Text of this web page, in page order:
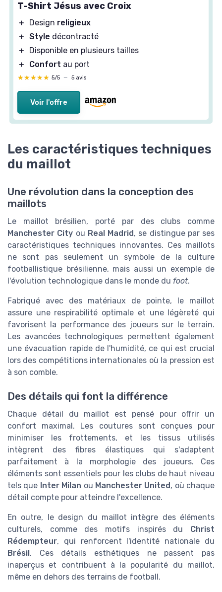
T-Shirt Jésus avec Croix
＋ Design religieux
＋ Style décontracté
＋
Disponible en plusieurs tailles
＋
Confort au port
★★★★★
★★★★★ 5/5 — 5 avis
Voir l'offre
Les caractéristiques techniques
du maillot
Une révolution dans la conception des
maillots
Le maillot brésilien, porté par des clubs comme
Manchester City ou Real Madrid, se distingue par ses
caractéristiques techniques innovantes. Ces maillots
ne sont pas seulement un symbole de la culture
footballistique brésilienne, mais aussi un exemple de
l'évolution technologique dans le monde du foot.
Fabriqué avec des matériaux de pointe, le maillot
assure une respirabilité optimale et une légèreté qui
favorisent la performance des joueurs sur le terrain.
Les avancées technologiques permettent également
une évacuation rapide de l'humidité, ce qui est crucial
lors des compétitions internationales où la pression est
à son comble.
Des détails qui font la différence
Chaque détail du maillot est pensé pour offrir un
confort maximal. Les coutures sont conçues pour
minimiser les frottements, et les tissus utilisés
intègrent des fibres élastiques qui s'adaptent
parfaitement à la morphologie des joueurs. Ces
éléments sont essentiels pour les clubs de haut niveau
tels que Inter Milan ou Manchester United , où chaque
détail compte pour atteindre l'excellence.
En outre, le design du maillot intègre des éléments
culturels, comme des motifs inspirés du Christ
Rédempteur, qui renforcent l'identité nationale du
Brésil . Ces détails esthétiques ne passent pas
inaperçus et contribuent à la popularité du maillot,
même en dehors des terrains de football.